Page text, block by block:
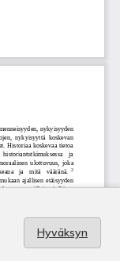
Hyväksyn